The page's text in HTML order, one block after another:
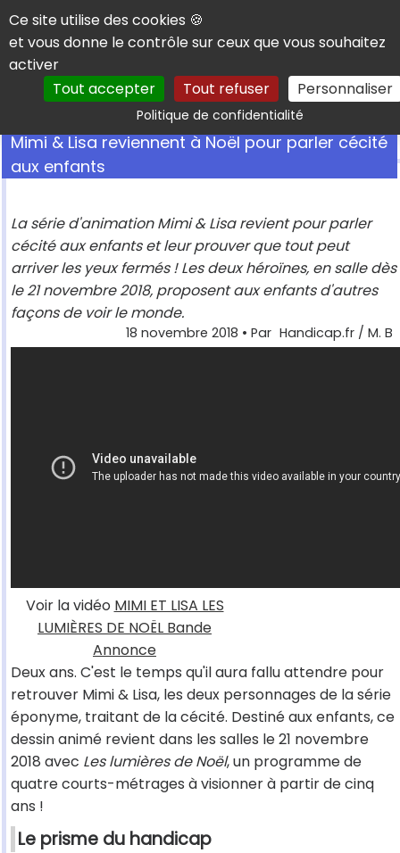
Panneau de gestion des cookies
Ce site utilise des cookies 🍪
et vous donne le contrôle sur ceux que vous souhaitez
activer
Tout accepter
Tout refuser Personnaliser
Politique de confidentialitéRechercher
Mimi & Lisa reviennent à Noël pour parler cécité
aux enfants
La série d'animation Mimi & Lisa revient pour parler
cécité aux enfants et leur prouver que tout peut
arriver les yeux fermés ! Les deux héroïnes, en salle dès
le 21 novembre 2018, proposent aux enfants d'autres
façons de voir le monde.
18 novembre 2018 • Par Handicap.fr / M. B
Voir la vidéo MIMI ET LISA LES
LUMIÈRES DE NOËL Bande
Annonce
Deux ans. C'est le temps qu'il aura fallu attendre pour
retrouver Mimi & Lisa, les deux personnages de la série
éponyme, traitant de la cécité. Destiné aux enfants, ce
dessin animé revient dans les salles le 21 novembre
2018 avec Les lumières de Noël, un programme de
quatre courts-métrages à visionner à partir de cinq
ans !
Le prisme du handicap